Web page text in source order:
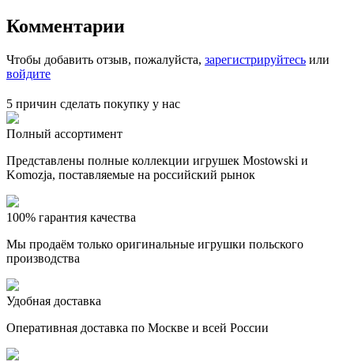
Комментарии
Чтобы добавить отзыв, пожалуйста, зарегистрируйтесь или
войдите
5 причин сделать покупку у нас
Полный ассортимент
Представлены полные коллекции игрушек Mostowski и
Komozja, поставляемые на российский рынок
100% гарантия качества
Мы продаём только оригинальные игрушки польского
производства
Удобная доставка
Оперативная доставка по Москве и всей России